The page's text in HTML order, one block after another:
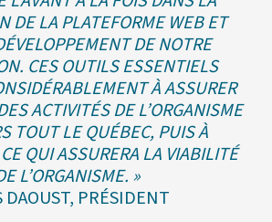
DE LA PLATEFORME WEB ET
DE NOTRE
CES OUTILS ESSENTIELS
À ASSURER
ACTIVITÉS DE L’ORGANISME
TOUT LE QUÉBEC, PUIS À
QUI ASSURERA LA VIABILITÉ
L’ORGANISME. »
DAOUST, PRÉSIDENT